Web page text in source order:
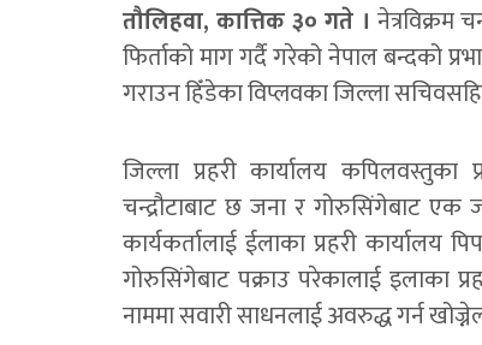
तौलिहवा, कात्तिक ३० गते । नेत्रविक्रम
फिर्ताको माग गर्दै गरेको नेपाल बन्दको
गराउन हिँडेका विप्लवका जिल्ला
जिल्ला प्रहरी कार्यालय कपिलवस्तुका
चन्द्रौटाबाट छ जना र गोरुसिंगेबाट एक
कार्यकर्तालाई ईलाका प्रहरी कार्यालय
गोरुसिंगेबाट पक्राउ परेकालाई इलाका
नाममा सवारी साधनलाई अवरुद्ध गर्न